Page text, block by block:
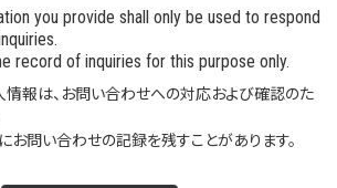
you provide shall only be used to respond
record of inquiries for this purpose only.
報は、お問い合わせへの対応および確認のた
お問い合わせの記録を残すことがあります。